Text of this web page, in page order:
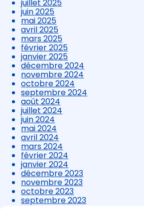
juillet 2025
juin 2025
mai 2025
avril 2025
mars 2025
février 2025
janvier 2025
décembre 2024
novembre 2024
octobre 2024
septembre 2024
août 2024
juillet 2024
juin 2024
mai 2024
avril 2024
mars 2024
février 2024
janvier 2024
décembre 2023
novembre 2023
octobre 2023
septembre 2023